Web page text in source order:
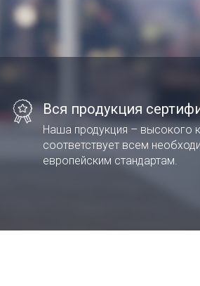
Вся продукция
Наша продукция – высокого
соответствует всем
европейским стандартам.